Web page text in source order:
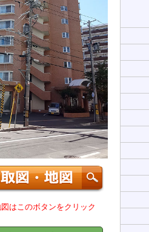
はこのボタンをクリック